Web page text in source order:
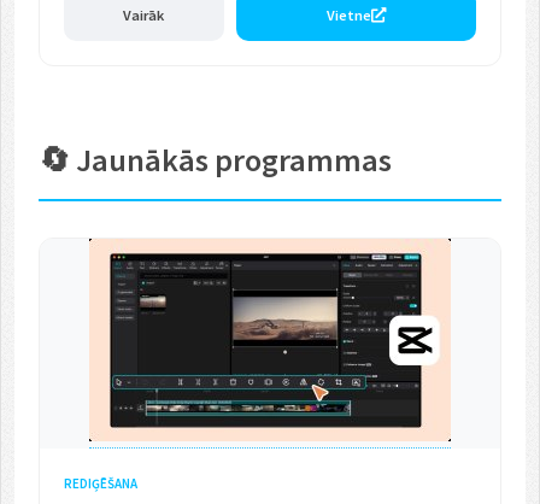
Vairāk Vietne
🔄 Jaunākās programmas
REDIĢĒŠANA